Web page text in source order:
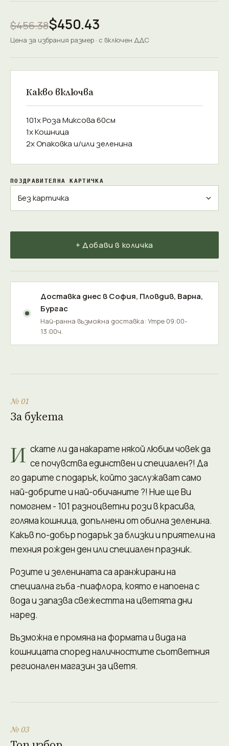
$456.38$450.43
Цена за избрания размер · с включен ДДС
Какво включва
101x Роза Миксова 60см
1x Кошница
2x Опаковка и/или зеленина
ПОЗДРАВИТЕЛНА КАРТИЧКА
+ Добави в количка
Доставка днес вСофия, Пловдив, Варна,
Бургас
Най-ранна възможна доставка: Утре 09:00-
13:00ч.
№ 01
За букета
И скате ли да накарате някой любим човек да
се почувства единствен и специален?! Да
го дарите с подарък, който заслужават само
най-добрите и най-обичаните ?! Ние ще Ви
помогнем - 101 разноцветни рози в красива,
голяма кошница, допълнени от обилна зеленина.
Какъв по-добър подарък за близки и приятели на
техния рожден ден или специален празник.
Розите и зеленината са аранжирани на
специална гъба -пиафлора, която е напоена с
вода и запазва свежестта на цветята дни
наред.
Възможна е промяна на формата и вида на
кошницата според наличностите съответния
регионален магазин за цветя.
№ 03